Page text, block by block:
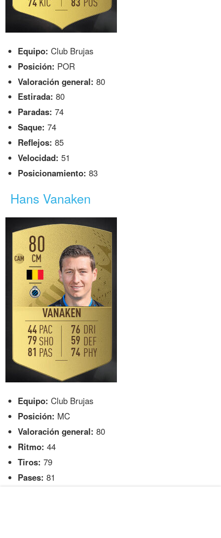
Equipo: Club Brujas
Posición: POR
Valoración general: 80
Estirada: 80
Paradas: 74
Saque: 74
Reflejos: 85
Velocidad: 51
Posicionamiento: 83
Hans Vanaken
Equipo: Club Brujas
Posición: MC
Valoración general: 80
Ritmo: 44
Tiros: 79
Pases: 81